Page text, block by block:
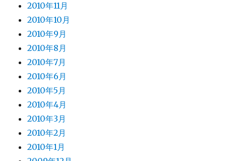
2010年11月
2010年10月
2010年9月
2010年8月
2010年7月
2010年6月
2010年5月
2010年4月
2010年3月
2010年2月
2010年1月